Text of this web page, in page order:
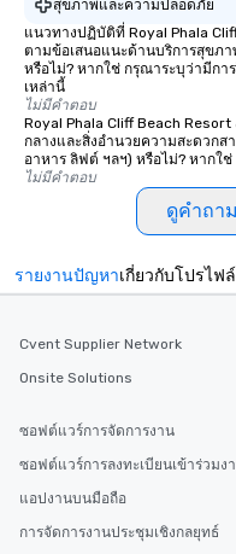
สุขภาพและความปลอดภัย
แนวทางปฏิบัติที่ Royal Phala
ตามข้อเสนอแนะด้านบริการสุขภ
หรือไม่? หากใช่ กรุณาระบุว่ามีก
เหล่านี้
ไม่มีคำตอบ
Royal Phala Cliff Beach
กลางและสิ่งอำนวยความสะดวกส
อาหาร ลิฟต์ ฯลฯ) หรือไม่? หากใ
ไม่มีคำตอบ
ดูคำถา
รายงานปัญหาเกี่ยวกับโปรไฟ
Cvent Supplier Network
Onsite Solutions
ซอฟต์แวร์การจัดการงาน
ซอฟต์แวร์การลงทะเบียนเข้าร่วมง
แอปงานบนมือถือ
การจัดการงานประชุมเชิงกลยุทธ์